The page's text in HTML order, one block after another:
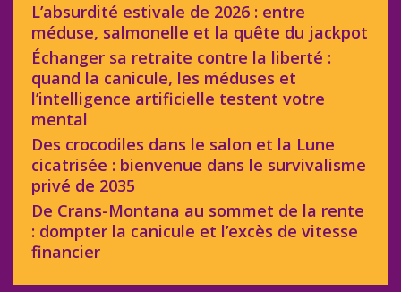
L’absurdité estivale de 2026 : entre
méduse, salmonelle et la quête du jackpot
Échanger sa retraite contre la liberté :
quand la canicule, les méduses et
l’intelligence artificielle testent votre
mental
Des crocodiles dans le salon et la Lune
cicatrisée : bienvenue dans le survivalisme
privé de 2035
De Crans-Montana au sommet de la rente
: dompter la canicule et l’excès de vitesse
financier